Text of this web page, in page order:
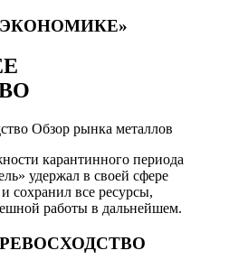
ЭКОНОМИКЕ»
Обзор рынка металлов
карантинного периода
удержал в своей сфере
сохранил все ресурсы,
работы в дальнейшем.